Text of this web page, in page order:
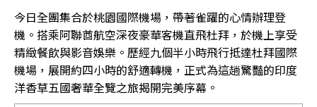
今日全團集合於桃園國際機場，帶著雀躍的心情辦理登
機。搭乘阿聯酋航空深夜豪華客機直飛杜拜，於機上享受
精緻餐飲與影音娛樂。歷經九個半小時飛行抵達杜拜國際
機場，展開約四小時的舒適轉機，正式為這趟驚豔的印度
洋香草五國奢華全覽之旅揭開完美序幕。